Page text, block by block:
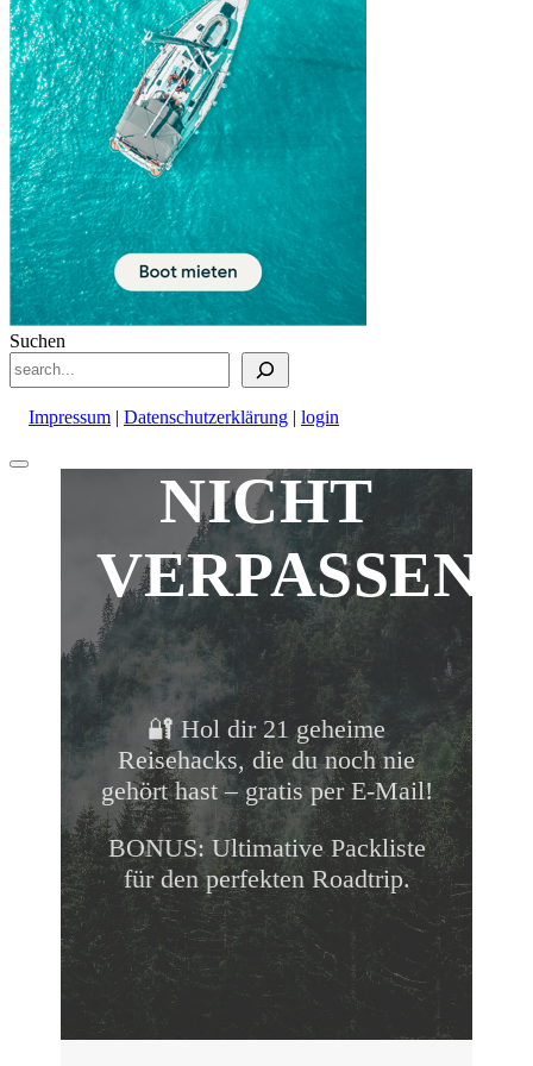
Suchen
Impressum | Datenschutzerklärung | login
Nach
NICHT
VERPASSEN!
🔐 Hol dir 21 geheime
Reisehacks, die du noch nie
gehört hast – gratis per E-Mail!
BONUS: Ultimative Packliste
für den perfekten Roadtrip.